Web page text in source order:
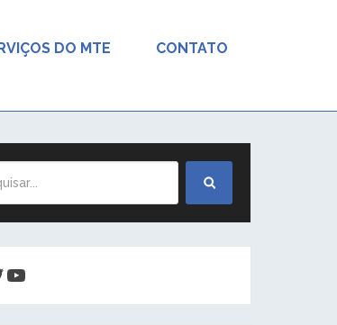
DO MTE CONTATO
Youtube